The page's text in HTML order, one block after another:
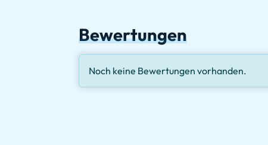
Bewertungen
Noch keine Bewertungen vorhanden.